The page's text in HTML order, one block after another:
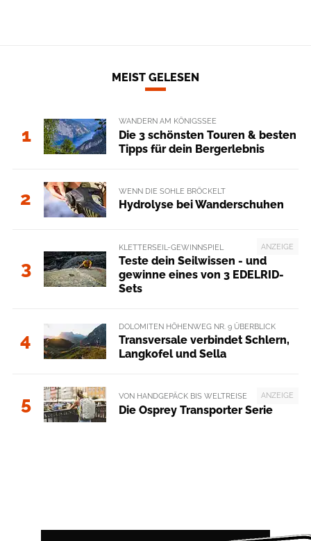
MEIST GELESEN
1
WANDERN AM KÖNIGSSEE
Die 3 schönsten Touren & besten
Tipps für dein Bergerlebnis
2 WENN DIE SOHLE BRÖCKELT
Hydrolyse bei Wanderschuhen
3
ANZEIGE
KLETTERSEIL-GEWINNSPIEL
Teste dein Seilwissen - und
gewinne eines von 3 EDELRID-
Sets
4
DOLOMITEN HÖHENWEG NR. 9 ÜBERBLICK
Transversale verbindet Schlern,
Langkofel und Sella
5 ANZEIGE
VON HANDGEPÄCK BIS WELTREISE
Die Osprey Transporter Serie